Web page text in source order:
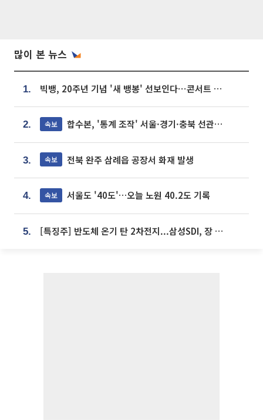
많이 본 뉴스
1. 빅뱅, 20주년 기념 '새 뱅봉' 선보인다⋯콘서트 앞두고 팝업 개최
2. 속보 합수본, '통계 조작' 서울·경기·충북 선관위 등 추가 압수수색
3. 속보 전북 완주 삼례읍 공장서 화재 발생
4. 속보 서울도 '40도'…오늘 노원 40.2도 기록
5. [특징주] 반도체 온기 탄 2차전지...삼성SDI, 장 초반 7% 넘게 껑충